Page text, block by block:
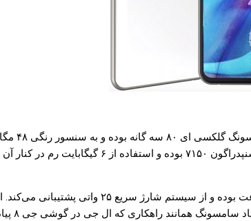
ظرفیت باتری ۳۷۰۰ میلی‌‌آمپر
که ال جی در گوشی جی ۸ پیاده کرد، از طریق لرزش نمایشگر، اقدام به ایجاد صوت خواهد کرد.